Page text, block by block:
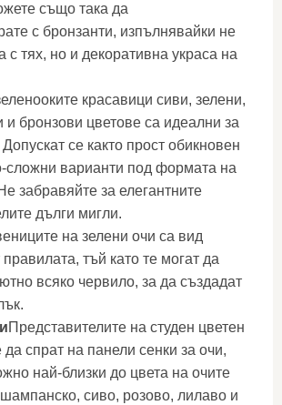
също така да
с бронзанти, изпълнявайки не
с тях, но и декоративна украса на
красавици сиви, зелени,
и бронзови цветове са идеални за
се както прост обикновен
сложни варианти под формата на
забравяйте за елегантните
дълги мигли.
на зелени очи са вид
тъй като те могат да
всяко червило, за да създадат
Представителите на студен цветен
спрат на панели сенки за очи,
най-близки до цвета на очите
сиво, розово, лилаво и